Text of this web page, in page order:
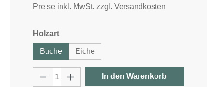
Preise inkl. MwSt. zzgl. Versandkosten
Holzartauswählen
Buche Eiche
Produkt Anzahl: Gib den
In den Warenkorb